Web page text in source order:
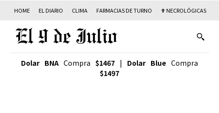
HOME EL DIARIO CLIMA FARMACIAS DE TURNO ✟ NECROLÓGICAS
Dolar BNA Compra $1467 | Dolar Blue Compra
$1497